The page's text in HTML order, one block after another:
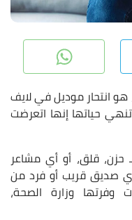
Twitter
هو انتحار موديل في لايف
حياتها إنها اتعرضت
قلق، أو أي مشاعر
صديق قريب أو فرد من
وفرتها وزارة الصحة،